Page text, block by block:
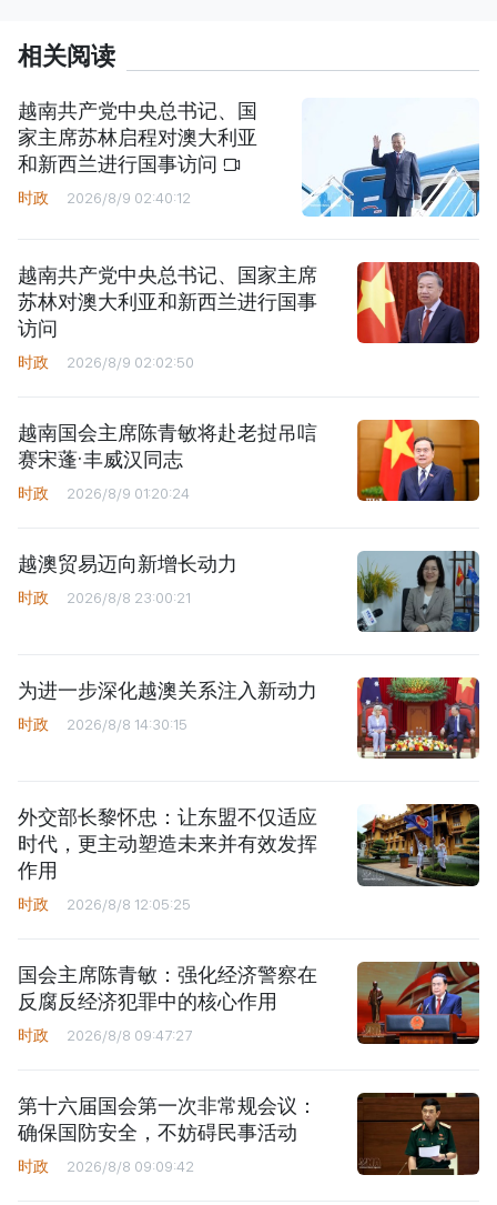
相关阅读
越南共产党中央总书记、国
家主席苏林启程对澳大利亚
和新西兰进行国事访问
时政 2026/8/9 02:40:12
越南共产党中央总书记、国家主席
苏林对澳大利亚和新西兰进行国事
访问
时政 2026/8/9 02:02:50
越南国会主席陈青敏将赴老挝吊唁
赛宋蓬·丰威汉同志
时政 2026/8/9 01:20:24
越澳贸易迈向新增长动力
时政 2026/8/8 23:00:21
为进一步深化越澳关系注入新动力
时政 2026/8/8 14:30:15
外交部长黎怀忠：让东盟不仅适应
时代，更主动塑造未来并有效发挥
作用
时政 2026/8/8 12:05:25
国会主席陈青敏：强化经济警察在
反腐反经济犯罪中的核心作用
时政 2026/8/8 09:47:27
第十六届国会第一次非常规会议：
确保国防安全，不妨碍民事活动
时政 2026/8/8 09:09:42